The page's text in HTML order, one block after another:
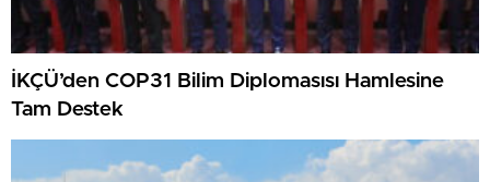
İKÇÜ’den COP31 Bilim Diplomasısı Hamlesine
Tam Destek